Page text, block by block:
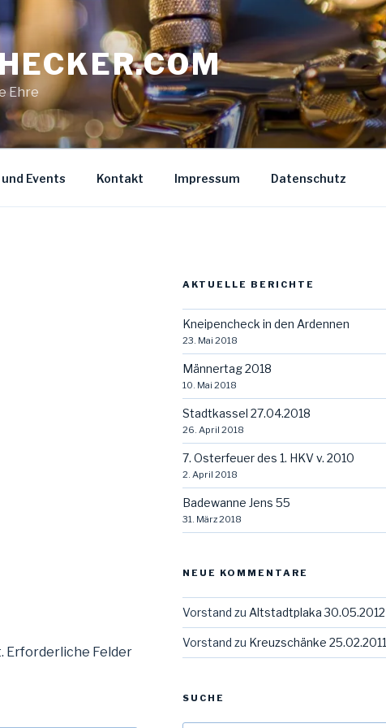
Ehre
Events Kontakt Impressum Datenschutz
Erforderliche Felder
AKTUELLE BERICHTE
Kneipencheck in den Ardennen
23. Mai 2018
Männertag 2018
10. Mai 2018
Stadtkassel 27.04.2018
26. April 2018
7. Osterfeuer des 1. HKV v. 2010
2. April 2018
Badewanne Jens 55
31. März 2018
NEUE KOMMENTARE
Vorstand zu Altstadtplaka 30.05.2012
Vorstand zu Kreuzschänke 25.02.2011
SUCHE